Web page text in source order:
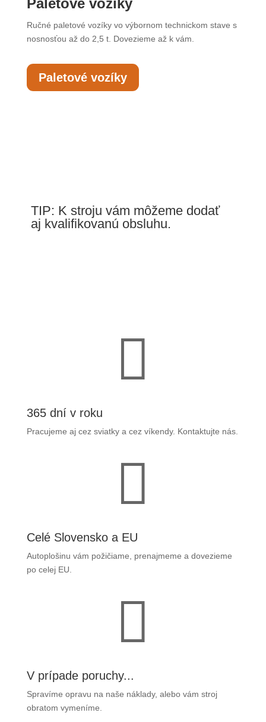
Ručné paletové vozíky vo výbornom technickom stave s
nosnosťou až do 2,5 t. Dovezieme až k vám.
Paletové vozíky
TIP: K stroju vám môžeme dodať
aj kvalifikovanú obsluhu.

365 dní v roku
Pracujeme aj cez sviatky a cez víkendy. Kontaktujte nás.

Celé Slovensko a EU
Autoplošinu vám požičiame, prenajmeme a dovezieme
po celej EU.

V prípade poruchy...
Spravíme opravu na naše náklady, alebo vám stroj
obratom vymeníme.